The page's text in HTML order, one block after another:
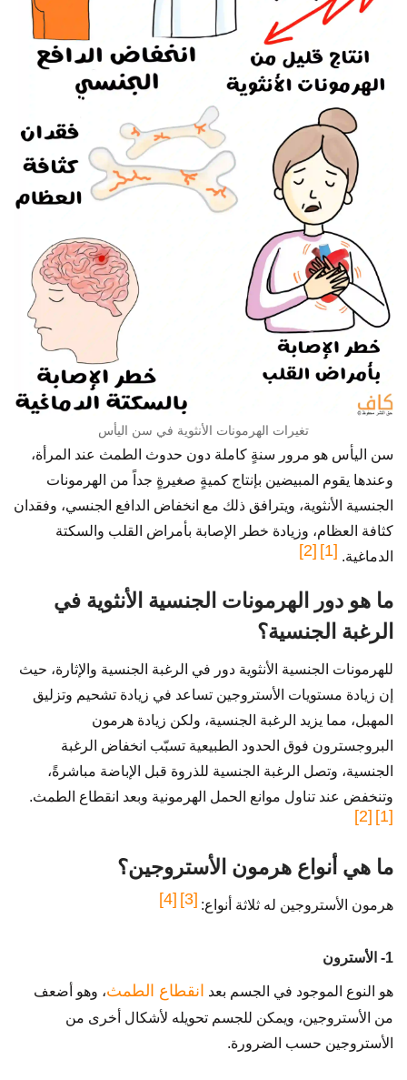
تغيرات الهرمونات الأنثوية في سن اليأس
سن اليأس هو مرور سنةٍ كاملة دون حدوث الطمث عند المرأة،
وعندها يقوم المبيضين بإنتاج كميةٍ صغيرةٍ جداً من الهرمونات
الجنسية الأنثوية، ويترافق ذلك مع انخفاض الدافع الجنسي، وفقدان
كثافة العظام، وزيادة خطر الإصابة بأمراض القلب والسكتة
الدماغية. [1]
[2]
ما هو دور الهرمونات الجنسية الأنثوية في
الرغبة الجنسية؟
للهرمونات الجنسية الأنثوية دور في الرغبة الجنسية والإثارة، حيث
إن زيادة مستويات الأستروجين تساعد في زيادة تشحيم وتزليق
المهبل، مما يزيد الرغبة الجنسية، ولكن زيادة هرمون
البروجسترون فوق الحدود الطبيعية تسبّب انخفاض الرغبة
الجنسية، وتصل الرغبة الجنسية للذروة قبل الإباضة مباشرةً،
وتنخفض عند تناول موانع الحمل الهرمونية وبعد انقطاع الطمث.
[1]
[2]
ما هي أنواع هرمون الأستروجين؟
هرمون الأستروجين له ثلاثة أنواع: [3]
[4]
1- الأسترون
هو النوع الموجود في الجسم بعد انقطاع الطمث، وهو أضعف
من الأستروجين، ويمكن للجسم تحويله لأشكال أخرى من
الأستروجين حسب الضرورة.